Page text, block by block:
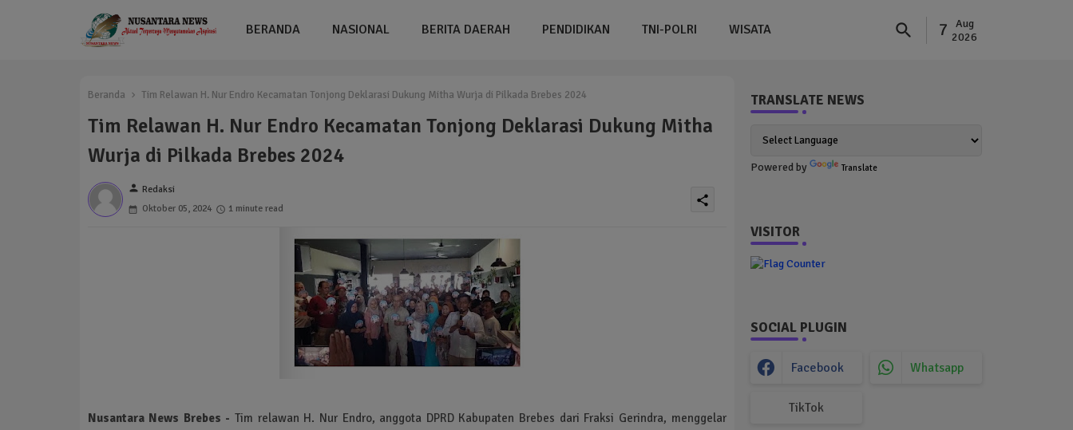
BERANDA NASIONAL BERITA DAERAH PENDIDIKAN TNI-POLRI WISATA 7
Aug
2026
Beranda Tim Relawan H. Nur Endro Kecamatan Tonjong Deklarasi Dukung Mitha Wurja di Pilkada Brebes 2024
Tim Relawan H. Nur Endro Kecamatan Tonjong Deklarasi Dukung Mitha
Wurja di Pilkada Brebes 2024
person Redaksi
Oktober 05, 2024
1 minute read
share
Nusantara News Brebes - Tim relawan H. Nur Endro, anggota DPRD Kabupaten Brebes dari Fraksi Gerindra, menggelar
TRANSLATE NEWS
Powered by Translate
VISITOR
SOCIAL PLUGIN
Facebook Whatsapp
TikTok